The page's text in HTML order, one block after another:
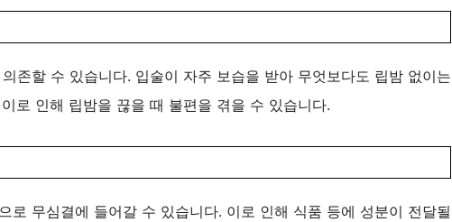
존할 수 있습니다. 입술이 자주 보습을 받아 무엇보다도 립밤 없이는
로 인해 립밤을 끊을 때 불편을 겪을 수 있습니다.
로 무심결에 들어갈 수 있습니다. 이로 인해 식품 등에 성분이 전달될